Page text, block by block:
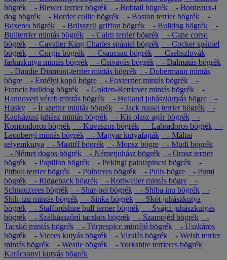
bögrék
- Biewer terrier bögrék - Bobtail bögrék
- Bordeaux-i
dog bögrék
- Border collie bögrék - Boston terrier bögrék
-
Boxeres bögrék
- Brüsszeli griffon bögrék - Bulldog bögrék
-
Bullterrier mintás bögrék
- Cairn terrier bögrék
- Cane corso
bögrék
- Cavalier King Charles spániel bögrék
- Cocker spániel
bögrék
- Corgis bögrék - Csaucsau bögrék
- Csehszlovák
farkaskutya mintás bögrék
- Csivavás bögrék
- Dalmatás bögrék
- Dandie Dinmont-terrier mintás bögrék
- Dobermann mintás
bögre
- Erdélyi kopó bögre - Foxterrier mintás bögrék
-
Francia bulldog bögrék
- Golden-Retriever mintás bögrék
-
Hannoveri véreb mintás bögrék
- Holland juhászkutyás bögre
-
Husky
- Ír szetter mintás bögrék - Jack russel terrier bögrék
-
Kaukázusi juhász mintás bögrék
- Kis olasz agár bögrék
-
Komondoros bögrék
- Kuvaszos bögrék - Labradoros bögrék
-
Leonbergi mintás bögrék
- Magyar kutyafajták
- Máltai
selyemkutya
- Mastiff bögrék - Mopsz bögre
- Mudi bögrék
- Német dogos bögrék
- Németjuhász bögrék
- Orosz terrier
bögrék
- Papillon bögrék - Pekingi palotapincsi bögrék
-
Pitbull terrier bögrék
- Pointeres bögrék - Pulis bögre
- Pumi
bögrék
- Ridgeback bögrék - Rottweiler mintás bögre
-
Schnauzeres bögrék
- Shar-pei bögrék - Shiba inu bögrék
-
Shih-tzu mintás bögrék
- Sinka bögrék
- Skót juhászkutya
bögrék
- Staffordshire bull terrier bögrék
- Svájci juhászkutyás
bögrék
- Szálkásszőrű tacskós bögrék - Szamojéd bögrék
-
Tacskó mintás bögrék
- Törpespicc mintájú bögrék
- Uszkáros
bögrék
- Vicces kutyás bögrék - Vizslás bögrék
- Welsh terrier
mintás bögrék
- Westie bögrék
- Yorkshire terrieres bögrék
Karácsonyi kutyás bögrék